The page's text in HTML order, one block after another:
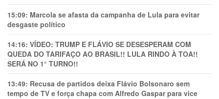
15:09: Marcola se afasta da campanha de Lula para evitar
desgaste político
14:16: VÍDEO: TRUMP E FLÁVIO SE DESESPERAM COM
QUEDA DO TARIFAÇO AO BRASIL!! LULA RINDO À TOA!!
SERÁ NO 1° TURNO!!
13:49: Recusa de partidos deixa Flávio Bolsonaro sem
tempo de TV e força chapa com Alfredo Gaspar para vice